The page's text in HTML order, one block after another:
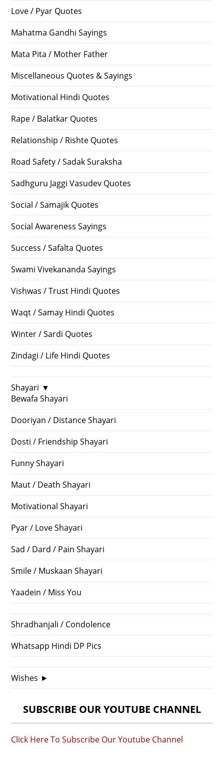
Love / Pyar Quotes
Mahatma Gandhi Sayings
Mata Pita / Mother Father
Miscellaneous Quotes & Sayings
Motivational Hindi Quotes
Rape / Balatkar Quotes
Relationship / Rishte Quotes
Road Safety / Sadak Suraksha
Sadhguru Jaggi Vasudev Quotes
Social / Samajik Quotes
Social Awareness Sayings
Success / Safalta Quotes
Swami Vivekananda Sayings
Vishwas / Trust Hindi Quotes
Waqt / Samay Hindi Quotes
Winter / Sardi Quotes
Zindagi / Life Hindi Quotes
Shayari ▼
Bewafa Shayari
Dooriyan / Distance Shayari
Dosti / Friendship Shayari
Funny Shayari
Maut / Death Shayari
Motivational Shayari
Pyar / Love Shayari
Sad / Dard / Pain Shayari
Smile / Muskaan Shayari
Yaadein / Miss You
Shradhanjali / Condolence
Whatsapp Hindi DP Pics
Wishes ►
SUBSCRIBE OUR YOUTUBE CHANNEL
Click Here To Subscribe Our Youtube Channel